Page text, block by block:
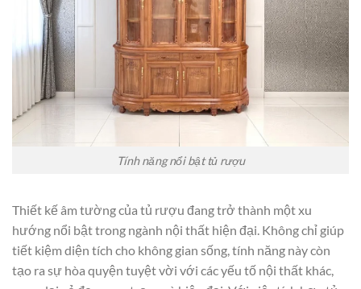
Tính năng nổi bật tủ rượu
Thiết kế âm tường của tủ rượu đang trở thành một xu
hướng nổi bật trong ngành nội thất hiện đại. Không chỉ giúp
tiết kiệm diện tích cho không gian sống, tính năng này còn
tạo ra sự hòa quyện tuyệt vời với các yếu tố nội thất khác,